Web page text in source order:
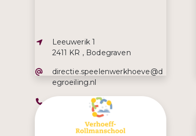
Adres:
Leeuwerik 1
2411 KR , Bodegraven
E-mailadres:
directie.speelenwerkhoeve@d
egroeiling.nl
Telefoonnummer:
06 46460044